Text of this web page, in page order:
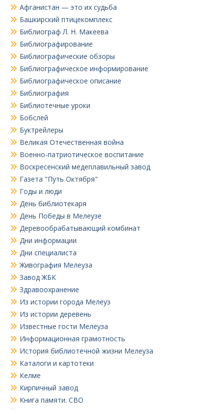
Афганистан — это их судьба
Башкирский птицекомплекс
Библиограф Л. Н. Макеева
Библиографирование
Библиографические обзоры
Библиографическое информирование
Библиографическое описание
Библиография
Библиотечные уроки
Бобслей
Буктрейлеры
Великая Отечественная война
Военно-патриотическое воспитание
Воскресенский медеплавильный завод
Газета "Путь Октября"
Годы и люди
День библиотекаря
День Победы в Мелеузе
Деревообрабатывающий комбинат
Дни информации
Дни специалиста
Живография Мелеуза
Завод ЖБК
Здравоохранение
Из истории города Мелеуз
Из истории деревень
Известные гости Мелеуза
Информационная грамотность
История библиотечной жизни Мелеуза
Каталоги и картотеки
Келме
Кирпичный завод
Книга памяти. СВО